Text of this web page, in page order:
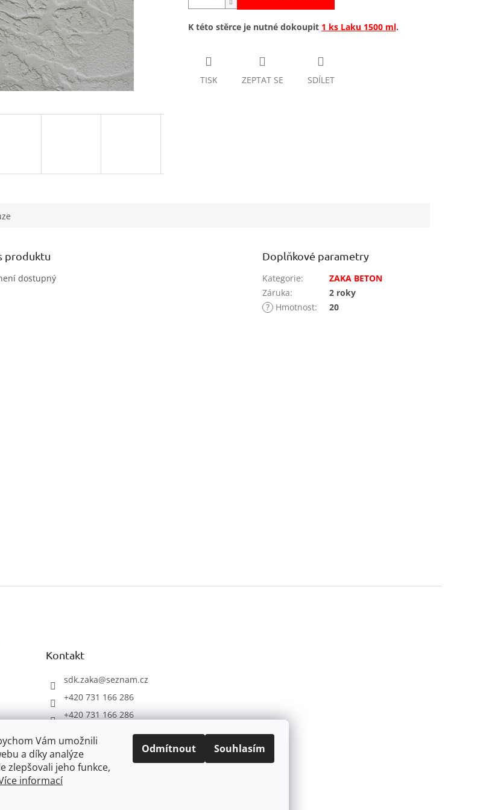
Vám umožnili
a díky analýze
zlepšovali jeho funkce,
informací
Odmítnout Souhlasím
K této stěrce je nutné dokoupit 1 ks Laku 1500 ml.
TISK ZEPTAT SE SDÍLET
produktu
dostupný
Doplňkové parametry
Kategorie:
ZAKA BETON
Záruka:
2 roky
? Hmotnost: 20
Kontakt
sdk.zaka@seznam.cz
+420 731 166 286
+420 731 166 286
FACEBOOK ZAKA DESI
GN
@zakadesigncz